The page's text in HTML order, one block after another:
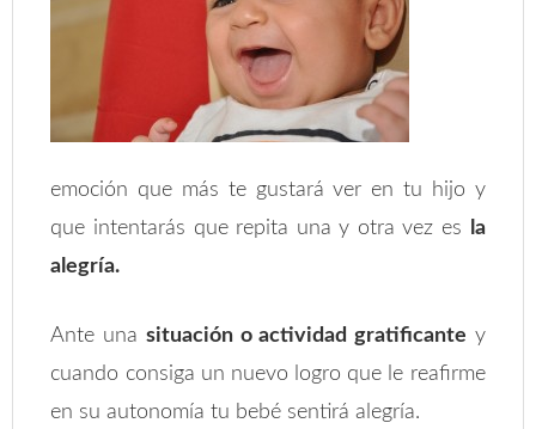
emoción que más te gustará ver en tu hijo y
que intentarás que repita una y otra vez es
la
alegría.
Ante una situación o actividad gratificante y
cuando consiga un nuevo logro que le reafirme
en su autonomía tu bebé sentirá alegría.